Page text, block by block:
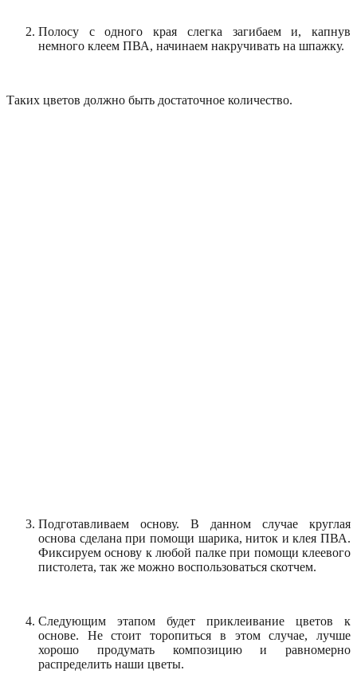
Полосу с одного края слегка загибаем и, капнув
немного клеем ПВА, начинаем накручивать на шпажку.
Таких цветов должно быть достаточное количество.
Подготавливаем основу. В данном случае круглая
основа сделана при помощи шарика, ниток и клея ПВА.
Фиксируем основу к любой палке при помощи клеевого
пистолета, так же можно воспользоваться скотчем.
Следующим этапом будет приклеивание цветов к
основе. Не стоит торопиться в этом случае, лучше
хорошо продумать композицию и равномерно
распределить наши цветы.